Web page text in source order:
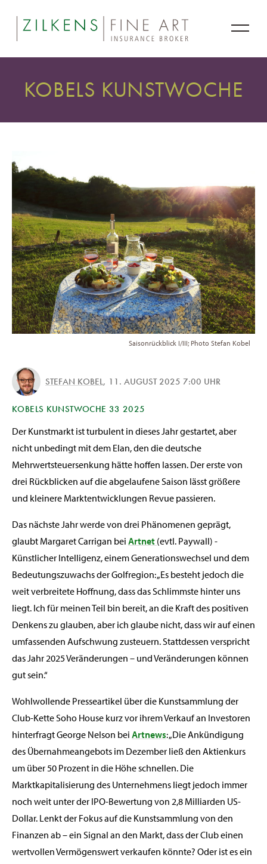
KOBELS KUNSTWOCHE
Saisonrückblick I/III; Photo Stefan Kobel
STEFAN KOBEL, 11. AUGUST 2025 7:00 UHR
KOBELS KUNSTWOCHE 33 2025
Der Kunstmarkt ist turbulent in dieses Jahr gestartet, aber
nicht unbedingt mit dem Elan, den die deutsche
Mehrwertsteuersenkung hätte hoffen lassen. Der erste von
drei Rückblicken auf die abgelaufene Saison lässt größere
und kleinere Marktentwicklungen Revue passieren.
Das nächste Jahr werde von drei Phänomenen geprägt,
glaubt Margaret Carrigan bei Artnet (evtl. Paywall) -
Künstlicher Intelligenz, einem Generationswechsel und dem
Bedeutungszuwachs der Golfregion: „Es besteht jedoch die
weit verbreitete Hoffnung, dass das Schlimmste hinter uns
liegt. Ich für meinen Teil bin bereit, an die Kraft des positiven
Denkens zu glauben, aber ich glaube nicht, dass wir auf einen
umfassenden Aufschwung zusteuern. Stattdessen verspricht
das Jahr 2025 Veränderungen – und Veränderungen können
gut sein.“
Wohlwollende Presseartikel über die Kunstsammlung der
Club-Kette Soho House kurz vor ihrem Verkauf an Investoren
hinterfragt George Nelson bei Artnews: „Die Ankündigung
des Übernahmeangebots im Dezember ließ den Aktienkurs
um über 50 Prozent in die Höhe schnellen. Die
Marktkapitalisierung des Unternehmens liegt jedoch immer
noch weit unter der IPO-Bewertung von 2,8 Milliarden US-
Dollar. Lenkt der Fokus auf die Kunstsammlung von den
Finanzen ab – ein Signal an den Markt, dass der Club einen
wertvollen Vermögenswert verkaufen könnte? Oder ist es ein